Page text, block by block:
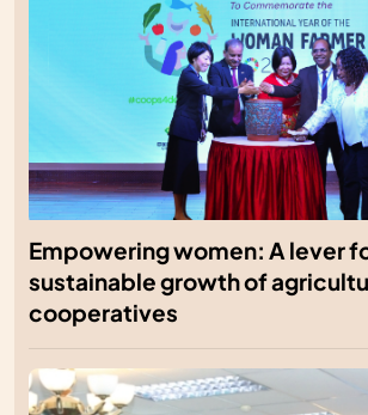
Empowering women: A lever
sustainable growth of
cooperatives